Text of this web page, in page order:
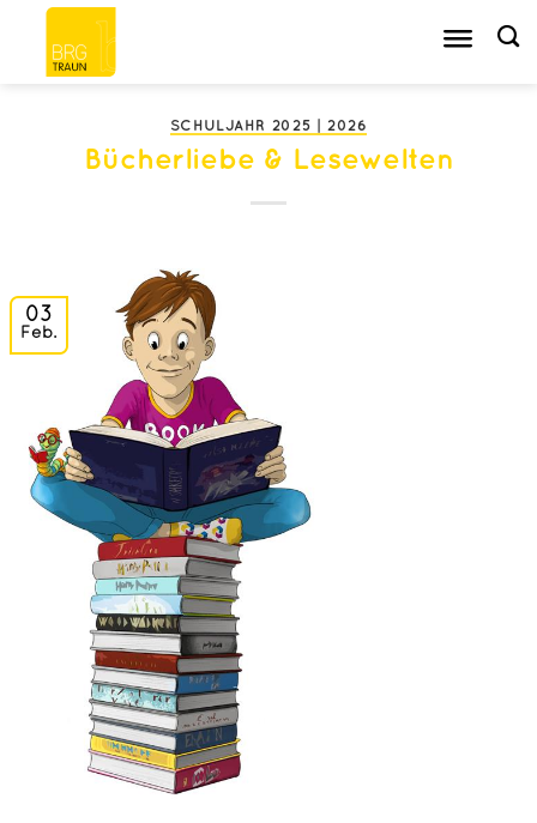
Zum
Inhalt
springen
SCHULJAHR 2025 | 2026
Bücherliebe & Lesewelten
03
Feb.